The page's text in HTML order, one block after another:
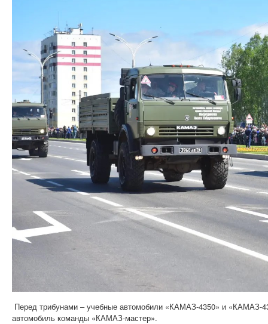
Перед трибунами – учебные автомобили «КАМАЗ-4350» и
автомобиль команды «КАМАЗ-мастер».